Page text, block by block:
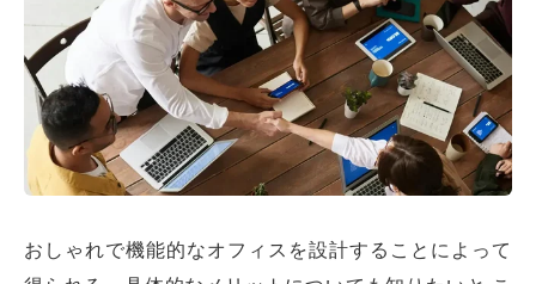
おしゃれで機能的なオフィスを設計することによって